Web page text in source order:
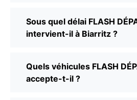
Sous quel délai FLASH
intervient-il à Biarritz ?
Quels véhicules FLASH
accepte-t-il ?